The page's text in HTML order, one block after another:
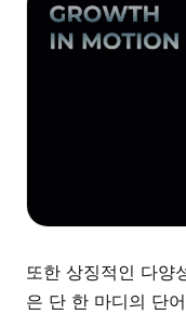
또한 상징적인 다양
은 단 한 마디의 단